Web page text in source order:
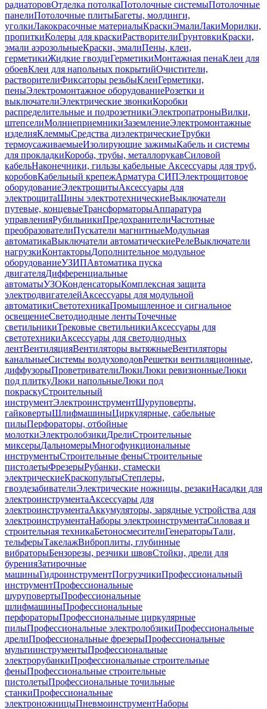
радиаторовОтделка потолкаПотолочные системыПотолочные
панелиПотолочные плитыБагеты, молдинги,
уголкиЛакокрасочные материалыКраскиЭмалиЛакиМорилки,
пропиткиКолеры для краскиРастворителиГрунтовкиКраски,
эмали аэрозольныеКраски, эмалиПены, клеи,
герметикиЖидкие гвоздиГерметикиМонтажная пенаКлеи для
обоевКлеи для напольных покрытийОчистители,
растворителиФиксаторы резьбыКлеиГерметики,
пеныЭлектромонтажное оборудованиеРозетки и
выключателиЭлектрические звонкиКоробки
распределительные и подрозетникиЭлектропатроныВилки,
штепселиМолниеприемникиЗаземлениеЭлектромонтажные
изделияКлеммыСредства диэлектрическиеТрубки
термоусаживаемыеИзолирующие зажимыКабель и системы
для прокладкиКороба, трубы, металлорукавСиловой
кабельНаконечники, гильзы кабельные Аксессуары для труб,
коробовКабельный крепежАрматура СИПЭлектрощитовое
оборудованиеЭлектрощитыАксессуары для
электрощитаШины электротехническиеВыключатели
путевые, концевыеТрансформаторыАппаратура
управленияРубильникиПредохранителиЧастотные
преобразователиПускатели магнитныеМодульная
автоматикаВыключатели автоматическиеРелеВыключатели
нагрузкиКонтакторыДополнительное модульное
оборудованиеУЗИПАвтоматика пуска
двигателяДифференциальные
автоматыУЗОКонденсаторыКомплексная защита
электродвигателейАксессуары для модульной
автоматикиСветотехникаПромышленное и сигнальное
освещениеСветодиодные лентыТочечные
светильникиТрековые светильникиАксессуары для
светотехникиАксессуары для светодиодных
лентВентиляцияВентиляторы вытяжныеВентиляторы
канальныеСистемы воздуховодовРешетки вентиляционные,
диффузорыПроветривателиЛюкиЛюки ревизионныеЛюки
под плиткуЛюки напольныеЛюки под
покраскуСтроительный
инструментЭлектроинструментШуруповерты,
гайковертыШлифмашиныЦиркулярные, сабельные
пилыПерфораторы, отбойные
молоткиЭлектролобзикиДрелиСтроительные
миксерыДальномерыМногофункциональные
инструментыСтроительные феныСтроительные
пистолетыФрезерыРубанки, стамески
электрическиеКраскопультыСтеплеры,
гвоздезабивателиЭлектрические ножницы, резакиНасадки для
электроинструментаАксессуары для
электроинструментаАккумуляторы, зарядные устройства для
электроинструментаНаборы электроинструментаСиловая и
строительная техникаБетоносмесителиГенераторыТали,
тельферыТакелажВиброплиты, глубинные
вибраторыБензорезы, резчики швовСтойки, дрели для
буренияЗатирочные
машиныГидроинструментПогрузчикиПрофессиональный
инструментПрофессиональные
шуруповертыПрофессиональные
шлифмашиныПрофессиональные
перфораторыПрофессиональные циркулярные
пилыПрофессиональные электролобзикиПрофессиональные
дрелиПрофессиональные фрезерыПрофессиональные
мультиинструментыПрофессиональные
электрорубанкиПрофессиональные строительные
феныПрофессиональные строительные
пистолетыПрофессиональные точильные
станкиПрофессиональные
электроножницыПневмоинструментНаборы